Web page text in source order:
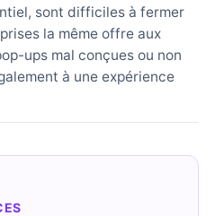
sont difficiles à fermer
la même offre aux
ups mal conçues ou non
à une expérience